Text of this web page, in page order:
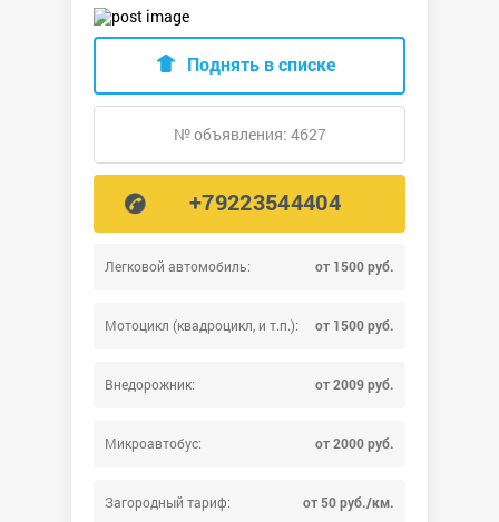
Легковой автомобиль: от 1500 руб.
Мотоцикл (квадроцикл, и т.п.): от 1500 руб.
Внедорожник: от 2009 руб.
Микроавтобус: от 2000 руб.
Загородный тариф: от 50 руб./км.
Поднять в списке
№ объявления: 4627
+79223544404